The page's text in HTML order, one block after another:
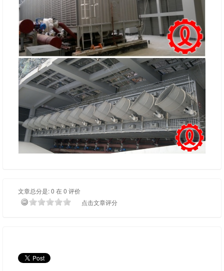
文章总分是: 0 在 0 评价
点击文章评分